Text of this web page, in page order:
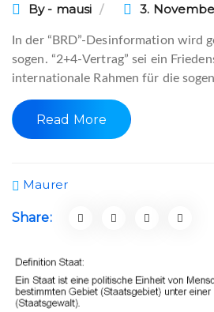
By - mausi 3.
In der “BRD”-Desinformation wird
sogen. “2+4-Vertrag” sei ein
internationale Rahmen für die
Read More
Maurer
Share: